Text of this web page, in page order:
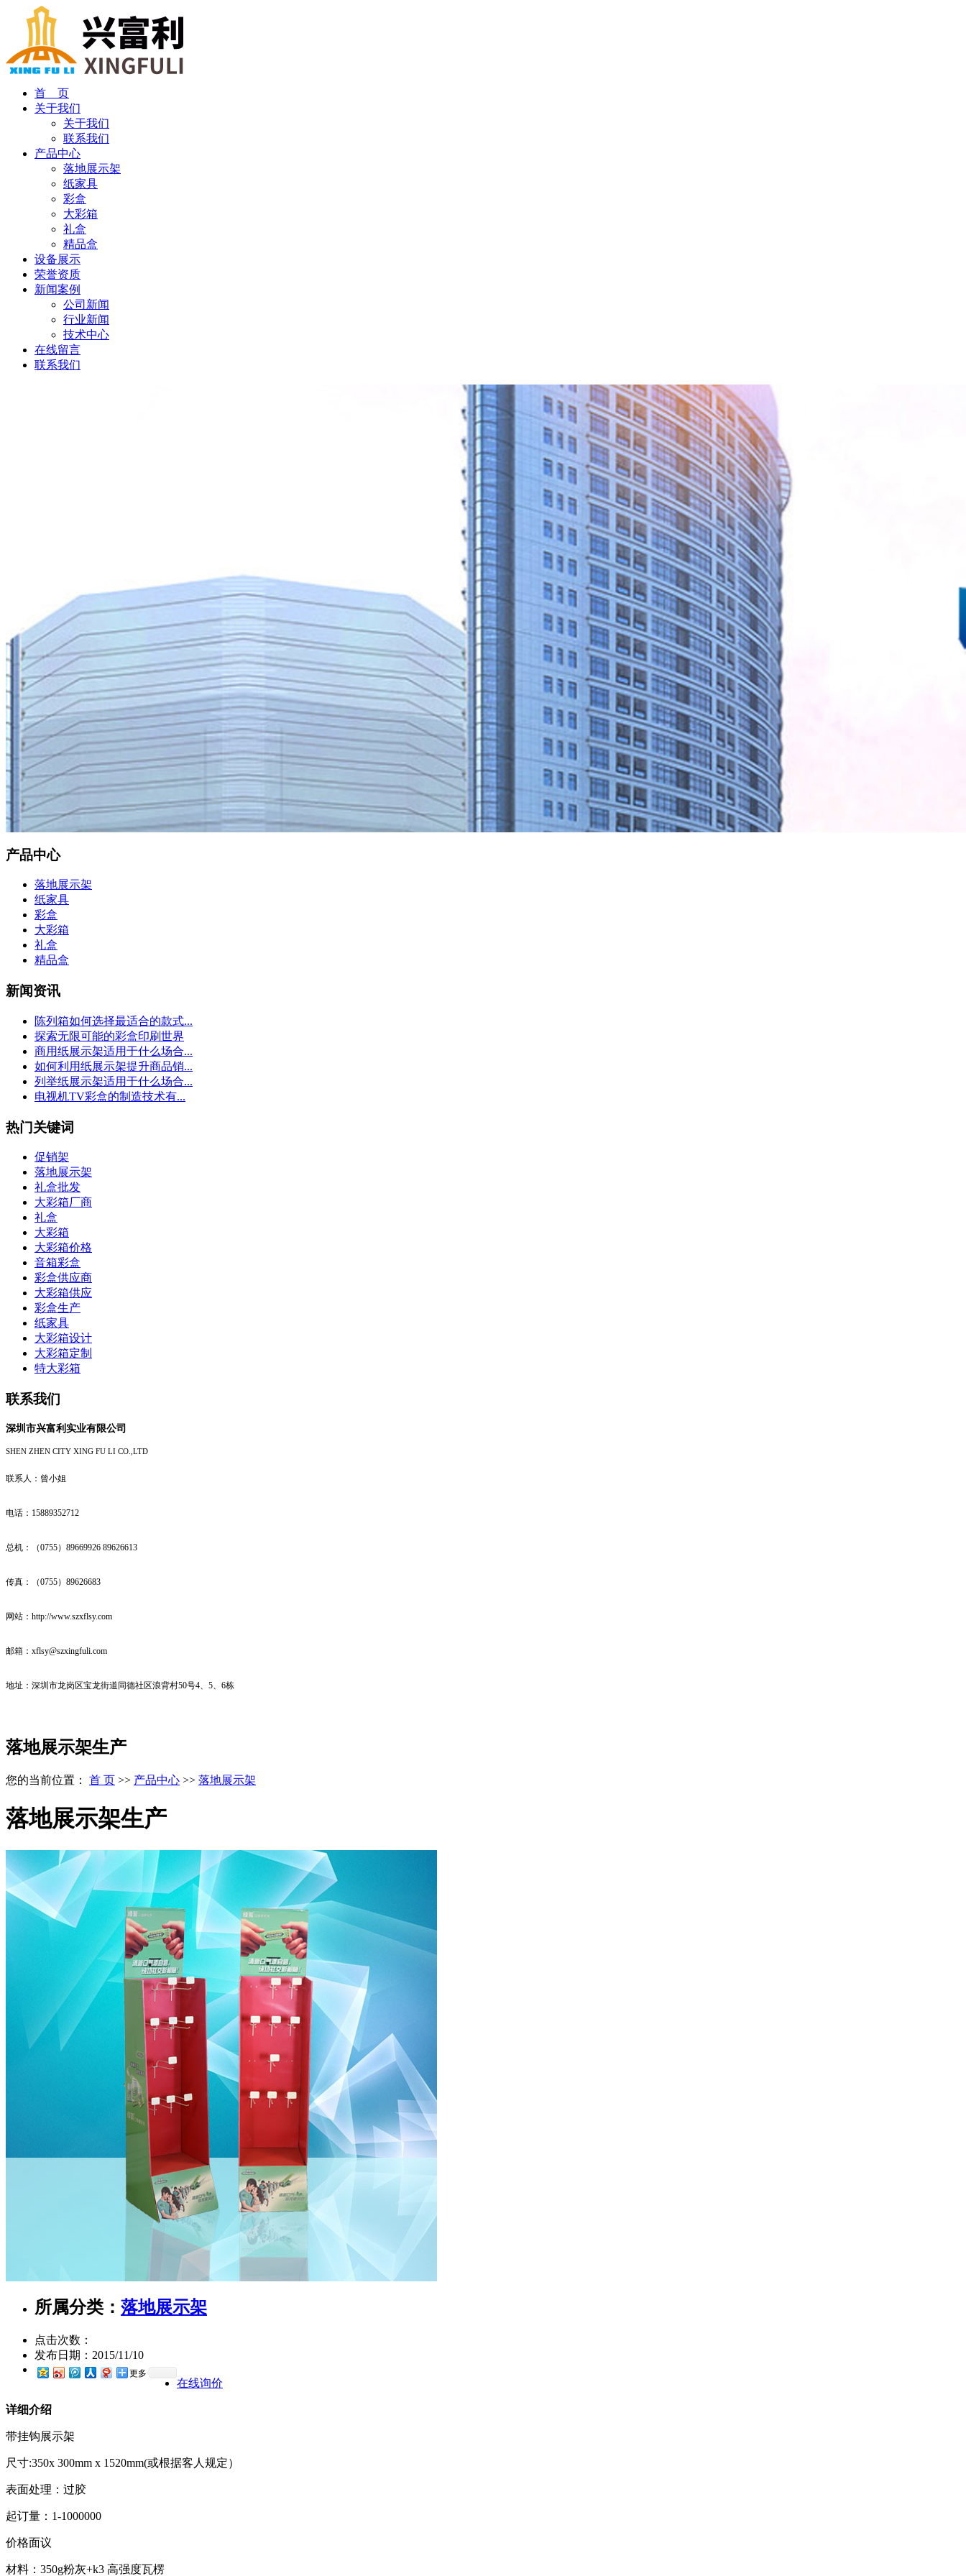
首 页
关于我们
关于我们
联系我们
产品中心
落地展示架
纸家具
彩盒
大彩箱
礼盒
精品盒
设备展示
荣誉资质
新闻案例
公司新闻
行业新闻
技术中心
在线留言
联系我们
产品中心
落地展示架
纸家具
彩盒
大彩箱
礼盒
精品盒
新闻资讯
陈列箱如何选择最适合的款式...
探索无限可能的彩盒印刷世界
商用纸展示架适用于什么场合...
如何利用纸展示架提升商品销...
列举纸展示架适用于什么场合...
电视机TV彩盒的制造技术有...
热门关键词
促销架
落地展示架
礼盒批发
大彩箱厂商
礼盒
大彩箱
大彩箱价格
音箱彩盒
彩盒供应商
大彩箱供应
彩盒生产
纸家具
大彩箱设计
大彩箱定制
特大彩箱
联系我们
深圳市兴富利实业有限公司
SHEN ZHEN CITY XING FU LI CO.,LTD
联系人：曾小姐
电话：15889352712
总机：（0755）89669926 89626613
传真：（0755）89626683
网站： http://www.szxflsy.com
邮箱：xflsy@szxingfuli.com
地址：深圳市龙岗区宝龙街道同德社区浪背村50号4、5、6栋
落地展示架生产
您的当前位置： 首 页 >> 产品中心 >> 落地展示架
落地展示架生产
所属分类： 落地展示架
点击次数：
发布日期： 2015/11/10
更多
在线询价
详细介绍
带挂钩展示架
尺寸:350x 300mm x 1520mm(或根据客人规定）
表面处理：过胶
起订量：1-1000000
价格面议
材料：350g粉灰+k3 高强度瓦楞